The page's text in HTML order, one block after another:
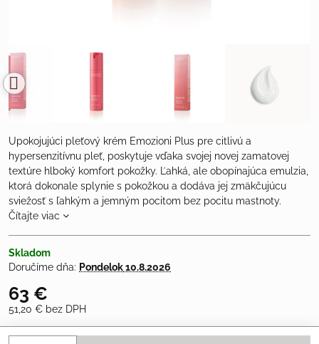
Upokojujúci pleťový krém Emozioni Plus pre citlivú a
hypersenzitívnu pleť, poskytuje vďaka svojej novej zamatovej
textúre hlboký komfort pokožky. Ľahká, ale obopínajúca emulzia,
ktorá dokonale splynie s pokožkou a dodáva jej zmäkčujúcu
sviežosť s ľahkým a jemným pocitom bez pocitu mastnoty.
Čítajte viac
Skladom
Doručíme dňa: Pondelok10.8.2026
63 €
51,20 € bez DPH